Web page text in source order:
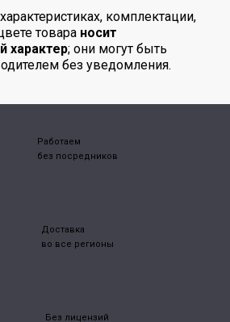
комплектации,
товара носит
характер; они могут быть
без уведомления.
Работаем
без посредников
Доставка
во все регионы
Без лицензий